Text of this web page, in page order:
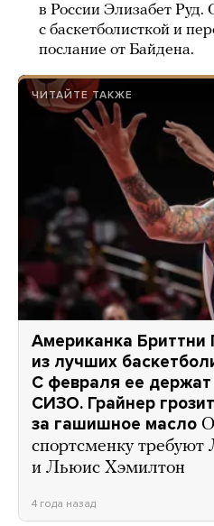
в России Элизабет Руд.
с баскетболисткой и
послание от Байдена.
ЧИТАЙТЕ ТАКЖЕ
Американка Бриттни
из лучших
С февраля ее держат
СИЗО. Грайнер
за гашишное масло
спортсменку
и Льюис Хэмилтон
4 года назад